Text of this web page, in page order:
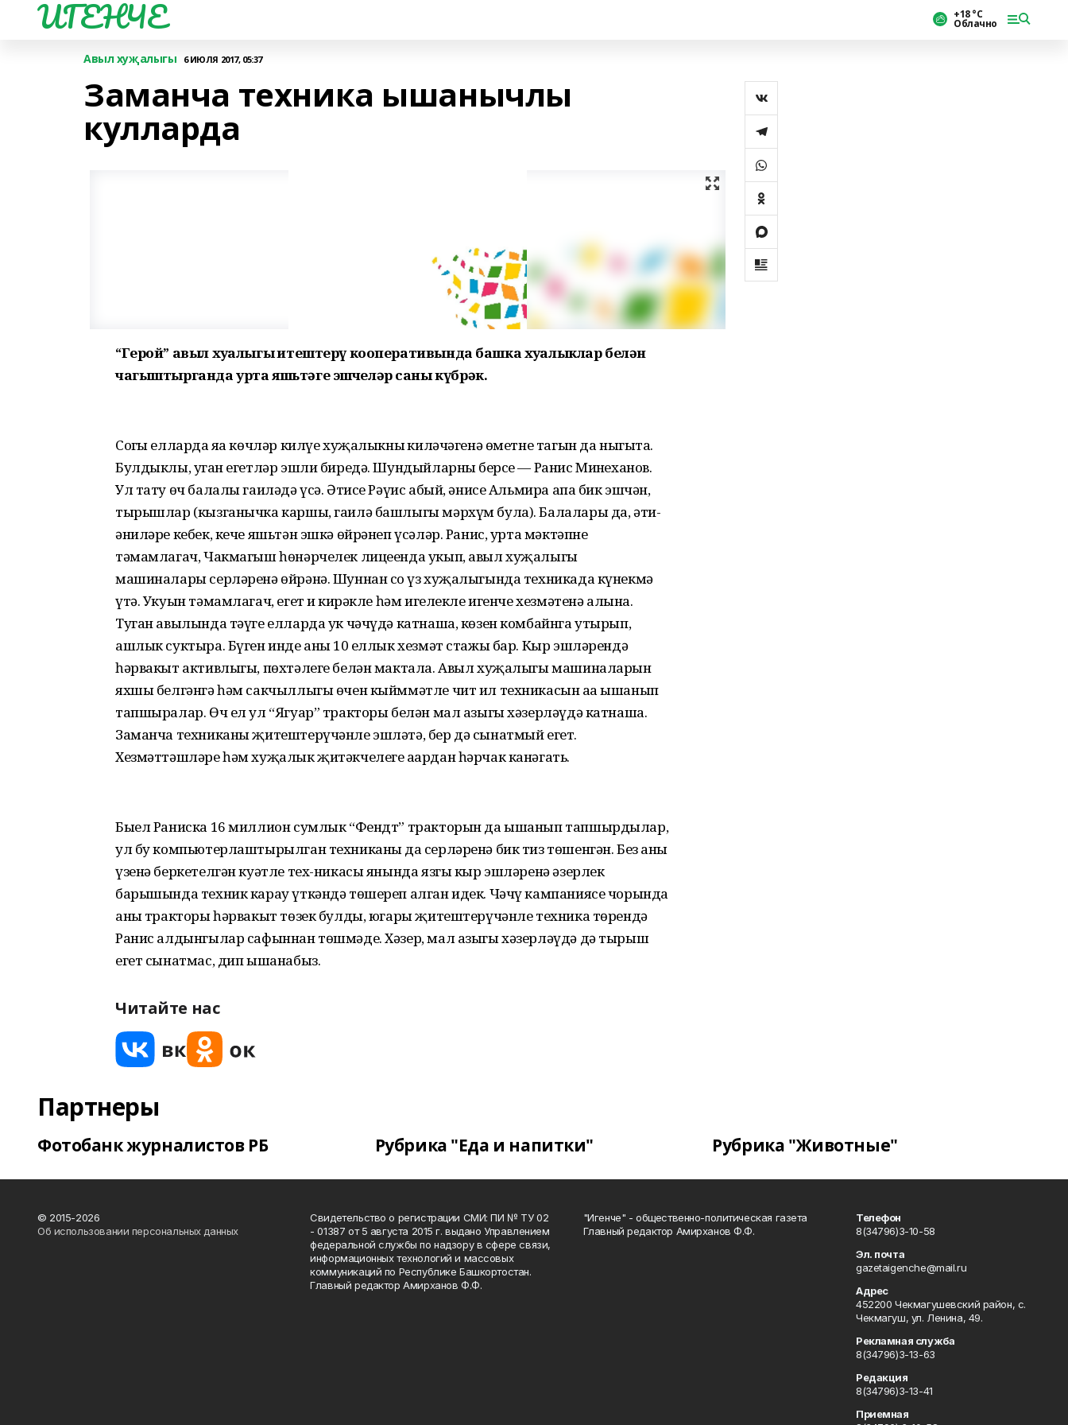
ИГЕНЧЕ +18 °С
Облачно
Авыл хуҗалыгы 6 ИЮЛЯ 2017, 05:37
Заманча техника ышанычлы
кулларда
“Герой” авыл хуҗалыгы җитештерү кооперативында башка хуҗалыклар белән
чагыштырганда урта яшьтәге эшчеләр саны күбрәк.
Соңгы елларда яңа көчләр килүе хуҗалыкның киләчәгенә өметне тагын да ныгыта.
Булдыклы, уңган егетләр эшли биредә. Шундыйларның берсе — Ранис Миңнеханов.
Ул тату өч балалы гаиләдә үсә. Әтисе Рәүис абый, әнисе Альмира апа бик эшчән,
тырышлар (кызганычка каршы, гаилә башлыгы мәрхүм була). Балалары да, әти-
әниләре кебек, кече яшьтән эшкә өйрәнеп үсәләр. Ранис, урта мәктәпне
тәмамлагач, Чакмагыш һөнәрчелек лицеенда укып, авыл хуҗалыгы
машиналары серләренә өйрәнә. Шуннан соң үз хуҗалыгында техникада күнекмә
үтә. Укуын тәмамлагач, егет иң кирәкле һәм игелекле игенче хезмәтенә алына.
Туган авылында тәүге елларда ук чәчүдә катнаша, көзен комбайнга утырып,
ашлык суктыра. Бүген инде аның 10 еллык хезмәт стажы бар. Кыр эшләрендә
һәрвакыт активлыгы, пөхтәлеге белән мактала. Авыл хуҗалыгы машиналарын
яхшы белгәнгә һәм сакчыллыгы өчен кыйммәтле чит ил техникасын аңа ышанып
тапшыралар. Өч ел ул “Ягуар” тракторы белән мал азыгы хәзерләүдә катнаша.
Заманча техниканы җитештерүчәнле эшләтә, бер дә сынатмый егет.
Хезмәттәшләре һәм хуҗалык җитәкчелеге аңардан һәрчак канәгать.
Быел Раниска 16 миллион сумлык “Фендт” тракторын да ышанып тапшырдылар,
ул бу компьютерлаштырылган техниканың да серләренә бик тиз төшенгән. Без аны
үзенә беркетелгән куәтле тех-никасы янында язгы кыр эшләренә әзерлек
барышында техник карау үткәндә төшереп алган идек. Чәчү кампаниясе чорында
аның тракторы һәрвакыт төзек булды, югары җитештерүчәнле техника төрендә
Ранис алдынгылар сафыннан төшмәде. Хәзер, мал азыгы хәзерләүдә дә тырыш
егет сынатмас, дип ышанабыз.
Читайте нас
Партнеры
Фотобанк журналистов РБ Рубрика "Еда и напитки" Рубрика "Животные"
© 2015-2026
Об использовании персональных данных
Свидетельство о регистрации СМИ: ПИ № ТУ 02
- 01387 от 5 августа 2015 г. выдано Управлением
федеральной службы по надзору в сфере связи,
информационных технологий и массовых
коммуникаций по Республике Башкортостан.
Главный редактор Амирханов Ф.Ф.
"Игенче" - общественно-политическая газета
Главный редактор Амирханов Ф.Ф.
Телефон
8(34796)3-10-58
Эл. почта
gazetaigenche@mail.ru
Адрес
452200 Чекмагушевский район, с.
Чекмагуш, ул. Ленина, 49.
Рекламная служба
8(34796)3-13-63
Редакция
8(34796)3-13-41
Приемная